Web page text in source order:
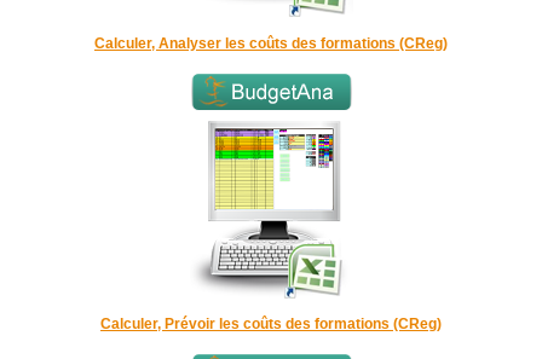
Calculer, Analyser les coûts des formations (CReg)
Calculer, Prévoir les coûts des formations (CReg)